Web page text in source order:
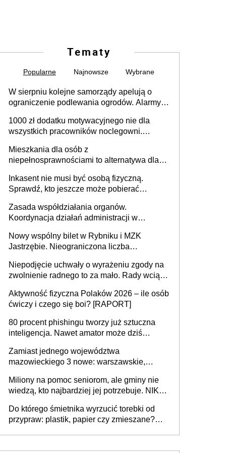
Tematy
Popularne Najnowsze Wybrane
W sierpniu kolejne samorządy apelują o
ograniczenie podlewania ogrodów. Alarmy w
może objąć cały kraj
1000 zł dodatku motywacyjnego nie dla
wszystkich pracowników noclegowni.
Mieszkania dla osób z
niepełnosprawnościami to alternatywa dla
samodzielnie lub z rodziną
Inkasent nie musi być osobą fizyczną.
Sprawdź, kto jeszcze może pobierać
Zasada współdziałania organów.
Koordynacja działań administracji w
Nowy wspólny bilet w Rybniku i MZK
Jastrzębie. Nieograniczona liczba
Niepodjęcie uchwały o wyrażeniu zgody na
zwolnienie radnego to za mało. Rady wciąż
rozstrzygać sprawy
Aktywność fizyczna Polaków 2026 – ile osób
ćwiczy i czego się boi? [RAPORT]
80 procent phishingu tworzy już sztuczna
inteligencja. Nawet amator może dziś
Zamiast jednego województwa
mazowieckiego 3 nowe: warszawskie,
Europie nie ma tak dużych jednostek
stołecznych
Miliony na pomoc seniorom, ale gminy nie
wiedzą, kto najbardziej jej potrzebuje. NIK
Do którego śmietnika wyrzucić torebki od
przypraw: plastik, papier czy zmieszane?